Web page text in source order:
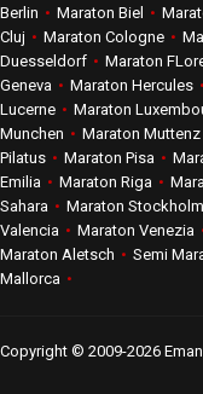
Berlin • Maraton Biel •
Cluj • Maraton Cologne •
Duesseldorf • Maraton
Geneva • Maraton Hercules •
Lucerne • Maraton
Munchen • Maraton Muttenz
Pilatus • Maraton Pisa •
Emilia • Maraton Riga •
Sahara • Maraton Stockholm
Valencia • Maraton Venezia
Maraton Aletsch • Semi
Mallorca •
Copyright © 2009-2026